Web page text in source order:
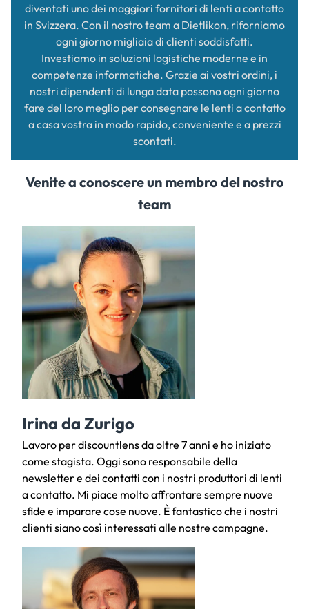
diventati uno dei maggiori fornitori di lenti a contatto
in Svizzera. Con il nostro team a Dietlikon, riforniamo
ogni giorno migliaia di clienti soddisfatti.
Investiamo in soluzioni logistiche moderne e in
competenze informatiche. Grazie ai vostri ordini, i
nostri dipendenti di lunga data possono ogni giorno
fare del loro meglio per consegnare le lenti a contatto
a casa vostra in modo rapido, conveniente e a prezzi
scontati.
Venite a conoscere un membro del nostro
team
Irina da Zurigo
Lavoro per discountlens da oltre 7 anni e ho iniziato
come stagista. Oggi sono responsabile della
newsletter e dei contatti con i nostri produttori di lenti
a contatto. Mi piace molto affrontare sempre nuove
sfide e imparare cose nuove. È fantastico che i nostri
clienti siano così interessati alle nostre campagne.